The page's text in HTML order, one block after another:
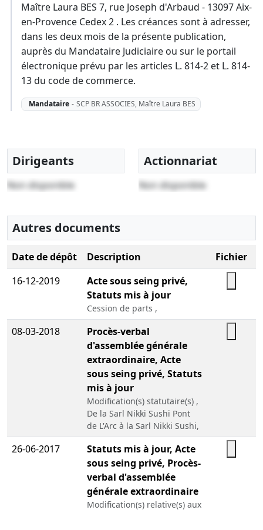
Maître Laura BES 7, rue Joseph d'Arbaud - 13097 Aix-
en-Provence Cedex 2 . Les créances sont à adresser,
dans les deux mois de la présente publication,
auprès du Mandataire Judiciaire ou sur le portail
électronique prévu par les articles L. 814-2 et L. 814-
13 du code de commerce.
Mandataire - SCP BR ASSOCIES, Maître Laura BES
Dirigeants
Non disponible
Actionnariat
Non disponible
Autres documents
Date de dépôt Description
Fichier
16-12-2019
Acte sous seing privé,
Statuts mis à jour
Cession de parts ,
08-03-2018
Procès-verbal
d'assemblée générale
extraordinaire, Acte
sous seing privé, Statuts
mis à jour
Modification(s) statutaire(s) ,
De la Sarl Nikki Sushi Pont
de L'Arc à la Sarl Nikki Sushi,
26-06-2017
Statuts mis à jour, Acte
sous seing privé, Procès-
verbal d'assemblée
générale extraordinaire
Modification(s) relative(s) aux